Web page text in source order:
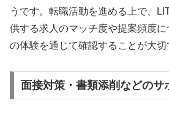
うです。転職活動を進める上で、
供する求人のマッチ度や提案頻度
の体験を通じて確認することが大切
面接対策・書類添削などのサ